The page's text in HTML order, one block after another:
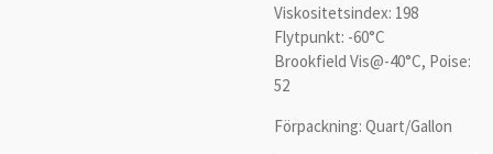
Viskositetsindex: 198
Flytpunkt: -60°C
Brookfield Vis@-40°C, Poise:
52
Förpackning: Quart/Gallon